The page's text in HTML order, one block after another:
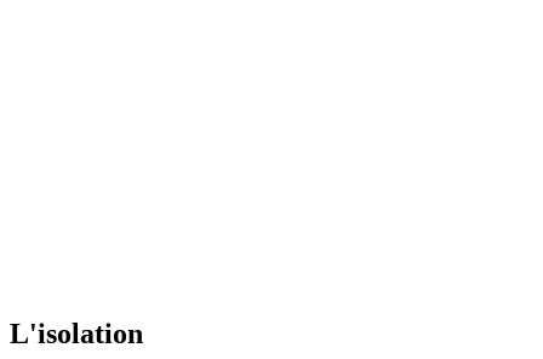
L'isolation